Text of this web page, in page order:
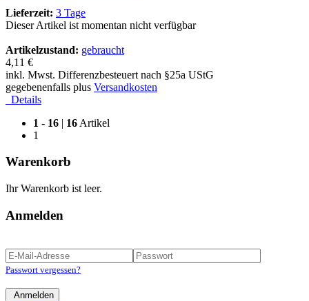
Lieferzeit: 3 Tage
Dieser Artikel ist momentan nicht verfügbar
Artikelzustand: gebraucht
4,11 €
inkl. Mwst. Differenzbesteuert nach §25a UStG
gegebenenfalls plus Versandkosten
Details
1 - 16 | 16 Artikel
1
Warenkorb
Ihr Warenkorb ist leer.
Anmelden
Passwort vergessen?
Anmelden